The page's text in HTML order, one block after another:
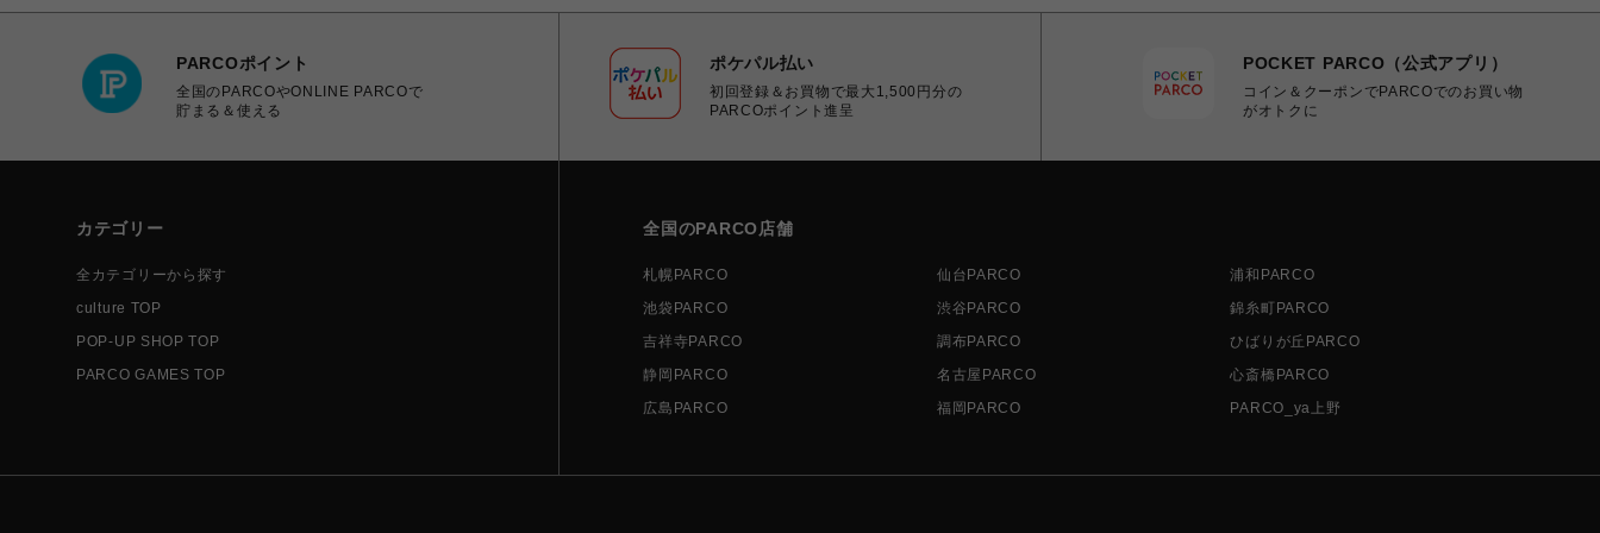
PARCOポイント
全国のPARCOやONLINE PARCOで
貯まる＆使える
ポケパル払い
初回登録＆お買物で最大1,500円分の
PARCOポイント進呈
POCKET PARCO（公式アプリ）
コイン＆クーポンでPARCOでのお買い物
がオトクに
カテゴリー
全カテゴリーから探す
culture TOP
POP-UP SHOP TOP
PARCO GAMES TOP
全国のPARCO店舗
札幌PARCO 仙台PARCO
浦和PARCO
池袋PARCO
渋谷PARCO
錦糸町PARCO
吉祥寺PARCO
調布PARCO
ひばりが丘PARCO
静岡PARCO
名古屋PARCO
心斎橋PARCO
広島PARCO
福岡PARCO PARCO_ya上野